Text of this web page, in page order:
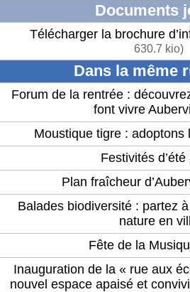
Documents
Télécharger la brochure
630.7 kio)
Dans la même
Forum de la rentrée :
font vivre
Moustique tigre : adoptons
Festivités d’été
Plan fraîcheur
Balades biodiversité : partez
nature en
Fête de la
Inauguration de la « rue aux
nouvel espace apaisé et